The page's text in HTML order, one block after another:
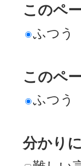
このペ
ふつう
このペ
ふつう
分かり